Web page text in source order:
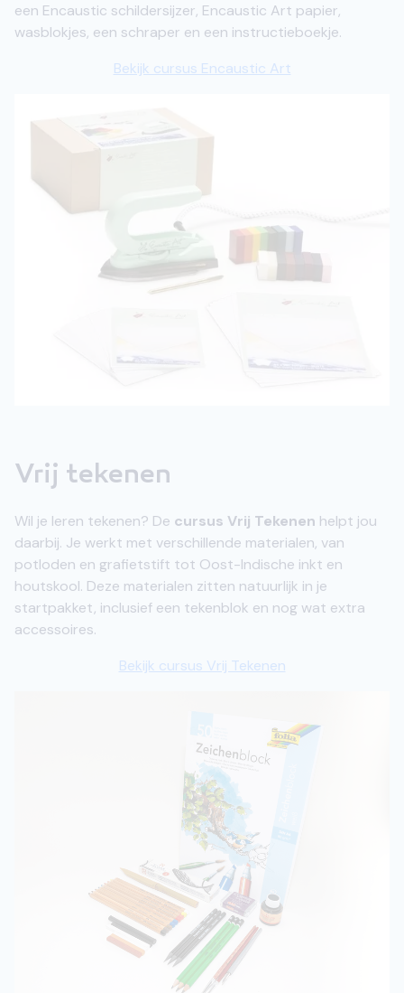
een Encaustic schildersijzer, Encaustic Art papier,
wasblokjes, een schraper en een instructieboekje.
Bekijk cursus Encaustic Art
Vrij tekenen
Wil je leren tekenen? De cursus Vrij Tekenen helpt jou
daarbij. Je werkt met verschillende materialen, van
potloden en grafietstift tot Oost-Indische inkt en
houtskool. Deze materialen zitten natuurlijk in je
startpakket, inclusief een tekenblok en nog wat extra
accessoires.
Bekijk cursus Vrij Tekenen